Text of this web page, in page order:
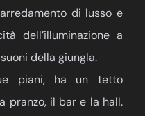
di lusso e
dell’illuminazione a
della giungla.
piani, ha un tetto
pranzo, il bar e la hall.